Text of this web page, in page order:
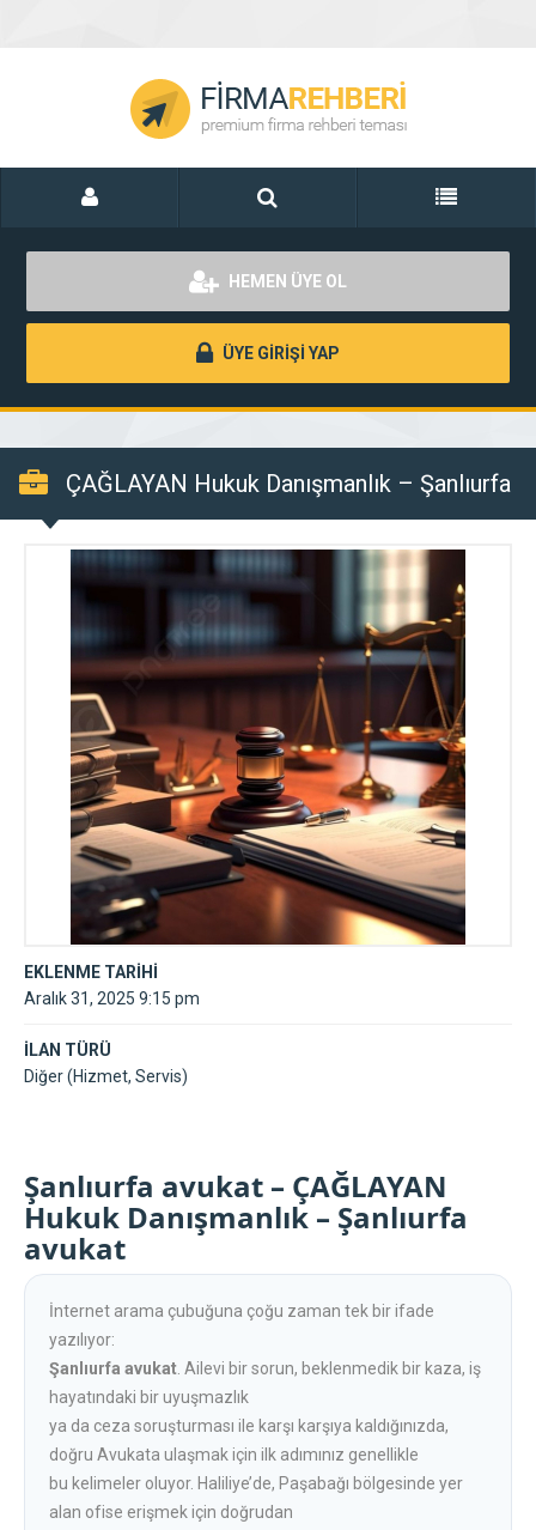
HEMEN ÜYE OL
ÜYE GİRİŞİ YAP
ÇAĞLAYAN Hukuk Danışmanlık – Şanlıurfa
avukat
EKLENME TARİHİ
Aralık 31, 2025 9:15 pm
İLAN TÜRÜ
Diğer (Hizmet, Servis)
Şanlıurfa avukat – ÇAĞLAYAN
Hukuk Danışmanlık – Şanlıurfa
avukat
İnternet arama çubuğuna çoğu zaman tek bir ifade
yazılıyor:
Şanlıurfa avukat . Ailevi bir sorun, beklenmedik bir kaza, iş
hayatındaki bir uyuşmazlık
ya da ceza soruşturması ile karşı karşıya kaldığınızda,
doğru Avukata ulaşmak için ilk adımınız genellikle
bu kelimeler oluyor. Haliliye’de, Paşabağı bölgesinde yer
alan ofise erişmek için doğrudan